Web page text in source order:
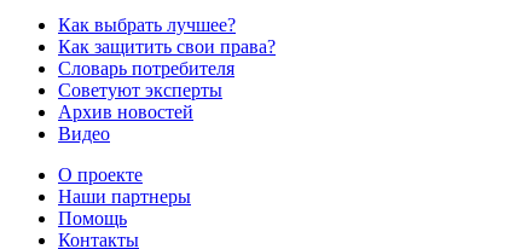
Как выбрать лучшее?
Как защитить свои права?
Словарь потребителя
Советуют эксперты
Архив новостей
Видео
О проекте
Наши партнеры
Помощь
Контакты